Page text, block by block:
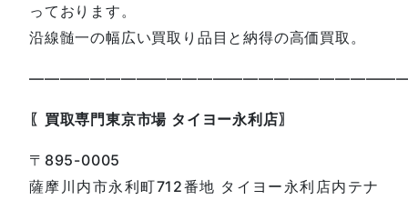
っております。
沿線髄一の幅広い買取り品目と納得の高価買取。
〖買取専門東京市場 タイヨー永利店〗
〒895-0005
薩摩川内市永利町712番地 タイヨー永利店内テナ